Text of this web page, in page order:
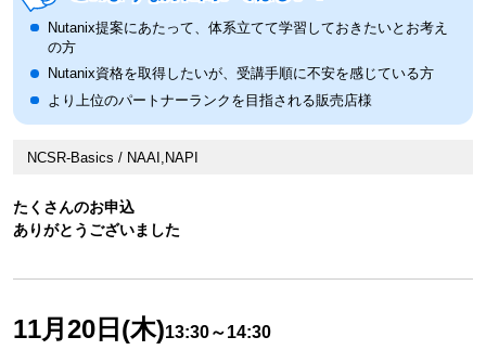
たくさんのお申込
ありがとうございました
Nutanix提案にあたって、体系立てて学習しておきたいとお考え
の方
Nutanix資格を取得したいが、受講手順に不安を感じている方
より上位のパートナーランクを目指される販売店様
NCSR-Basics / NAAI,NAPI
11月20日(木)13:30～14:30